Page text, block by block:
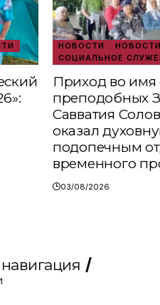
НОВОСТИ
СОЦИАЛЬНОЕ
Приход во имя
преподобных
Савватия
оказал
подопечным
временного
03/08/2026